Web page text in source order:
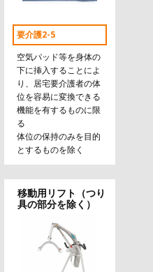
要介護2-5
空気パッド等を身体の
下に挿入することによ
り、居宅要介護者の体
位を容易に変換できる
機能を有するものに限
る
体位の保持のみを目的
とするものを除く
移動用リフト（つり
具の部分を除く）